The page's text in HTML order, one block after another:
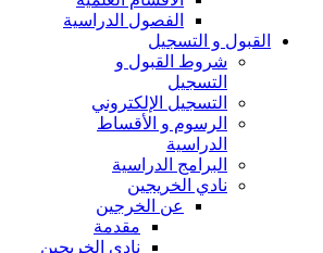
الفصول الدراسية
القبول و التسجيل
شروط القبول و
التسجيل
التسجيل الإلكتروني
الرسوم و الأقساط
الدراسية
البرامج الدراسية
نادي الخريجين
عن الخرجين
مقدمة
نادي الخريجين